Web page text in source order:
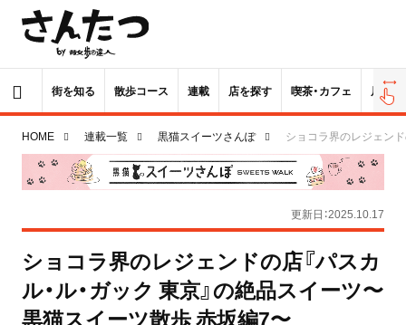
街を知る 散歩コース 連載 店を探す 喫茶・カフェ 居酒屋
HOME 連載一覧 黒猫スイーツさんぽ ショコラ界のレジェン
更新日：2025.10.17
ショコラ界のレジェンドの店『パスカ
ル・ル・ガック 東京』の絶品スイーツ〜
黒猫スイーツ散歩 赤坂編7〜